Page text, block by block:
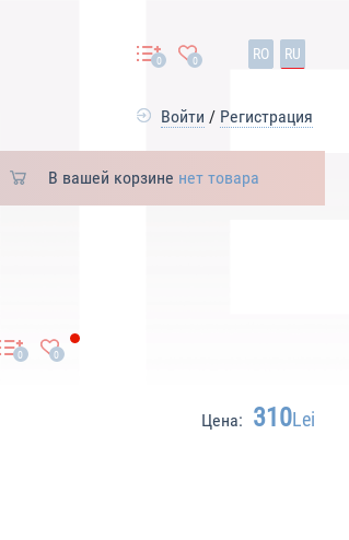
0 0 RO RU
Войти / Регистрация
В вашей корзине нет товара
0 0
Цена: 310Lei